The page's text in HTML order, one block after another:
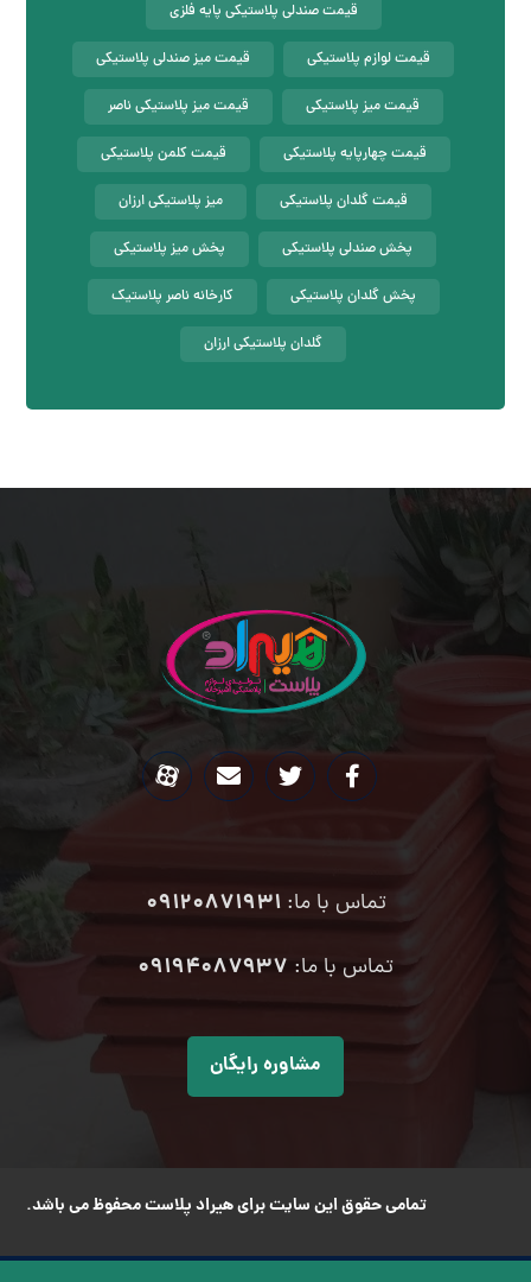
قیمت صندلی پلاستیکی پایه فلزی
قیمت لوازم پلاستیکی قیمت میز صندلی پلاستیکی
قیمت میز پلاستیکی قیمت میز پلاستیکی ناصر
قیمت چهارپایه پلاستیکی قیمت کلمن پلاستیکی
قیمت گلدان پلاستیکی میز پلاستیکی ارزان
پخش صندلی پلاستیکی پخش میز پلاستیکی
پخش گلدان پلاستیکی کارخانه ناصر پلاستیک
گلدان پلاستیکی ارزان
تماس با ما:09120871931
تماس با ما: ۰۹۱۹۴۰۸۷۹۳۷
مشاوره رایگان
تمامی حقوق این سایت برای هیراد پلاست محفوظ می باشد.